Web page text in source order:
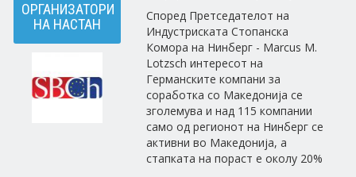
ОРГАНИЗАТОРИ
НА НАСТАН
Според Претседателот на
Индустриската Стопанска
Комора на Нинберг - Marcus M.
Lotzsch интересот на
Германските компани за
соработка со Македонија се
зголемува и над 115 компании
само од регионот на Нинберг се
активни во Македонија, а
стапката на пораст е околу 20%